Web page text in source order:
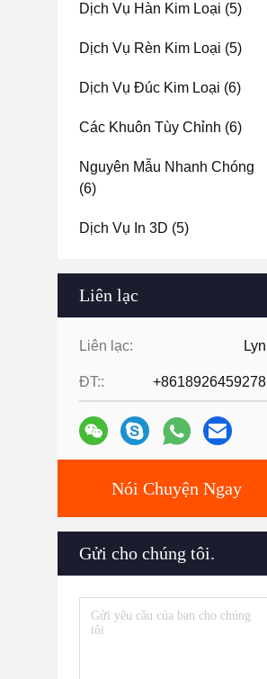
Dịch Vụ Hàn Kim Loại (5)
Dịch Vụ Rèn Kim Loại (5)
Dịch Vụ Đúc Kim Loại (6)
Các Khuôn Tùy Chỉnh (6)
Nguyên Mẫu Nhanh Chóng
(6)
Dịch Vụ In 3D (5)
Liên lạc
Liên lạc: Lyn
ĐT:: +8618926459278
Nói Chuyện Ngay
Gửi cho chúng tôi.